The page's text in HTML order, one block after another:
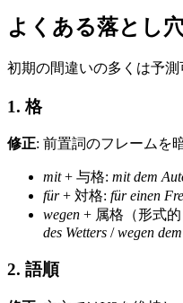
よくある落とし
初期の間違いの多くは予
1. 格
修正: 前置詞のフレームを
mit+ 与格: mit dem
für+ 対格: für einen
wegen + 属格（形式
des Wetters /wegen
2. 語順